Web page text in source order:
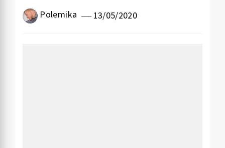
Polemika 13/05/2020